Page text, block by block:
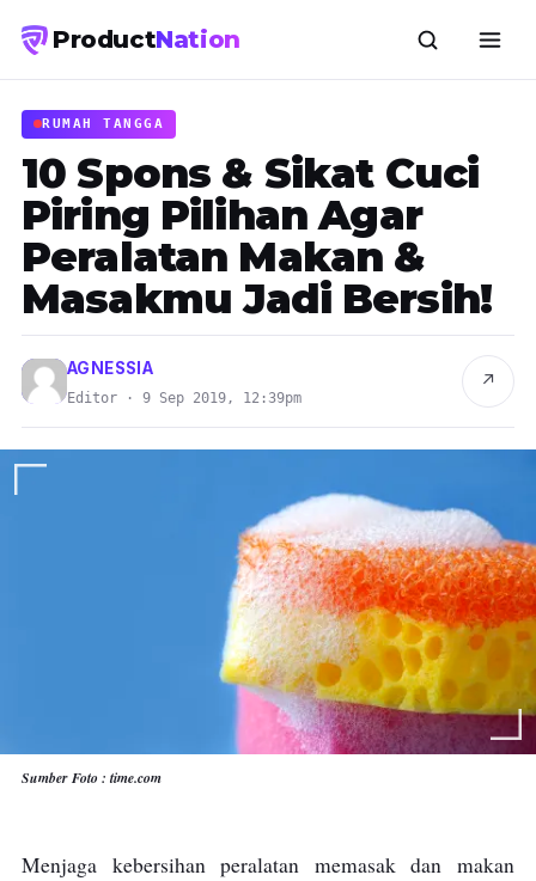
ProductNation
RUMAH TANGGA
10 Spons & Sikat Cuci
Piring Pilihan Agar
Peralatan Makan &
Masakmu Jadi Bersih!
AGNESSIA
Editor · 9 Sep 2019, 12:39pm
↗
Sumber Foto : time.com
Menjaga kebersihan peralatan memasak dan makan